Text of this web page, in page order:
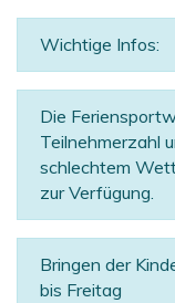
Wichtige Infos:
Die
Teilnehmerzahl
schlechtem
zur Verfügung.
Bringen der
bis Freitag